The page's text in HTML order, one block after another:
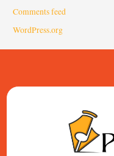
Comments feed
WordPress.org